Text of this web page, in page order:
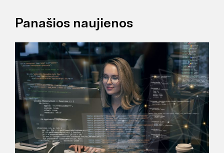
Panašios naujienos